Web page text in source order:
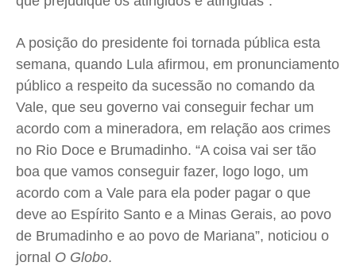
A posição do presidente foi tornada pública esta
semana, quando Lula afirmou, em pronunciamento
público a respeito da sucessão no comando da
Vale, que seu governo vai conseguir fechar um
acordo com a mineradora, em relação aos crimes
no Rio Doce e Brumadinho. “A coisa vai ser tão
boa que vamos conseguir fazer, logo logo, um
acordo com a Vale para ela poder pagar o que
deve ao Espírito Santo e a Minas Gerais, ao povo
de Brumadinho e ao povo de Mariana”, noticiou o
jornal O Globo.